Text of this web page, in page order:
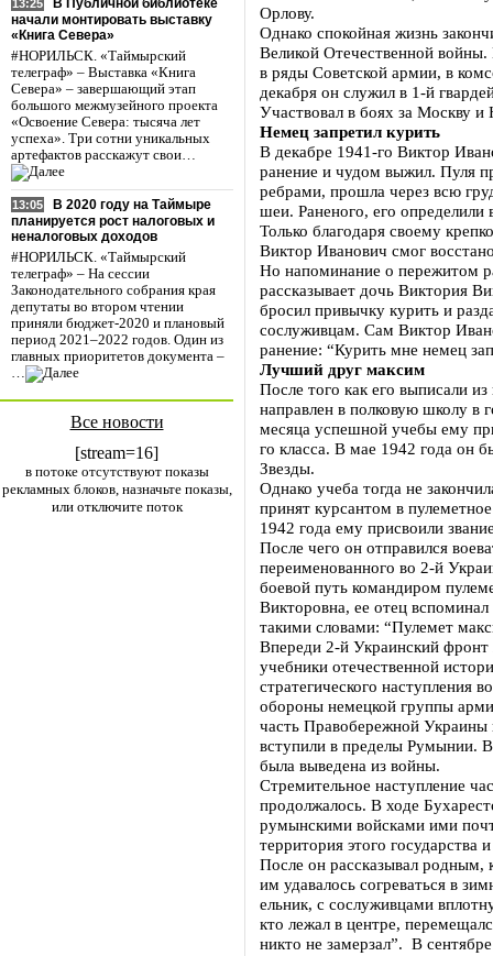
13:25
В Публичной библиотеке
начали монтировать выставку
«Книга Севера»
#НОРИЛЬСК. «Таймырский
телеграф» – Выставка «Книга
Севера» – завершающий этап
большого межмузейного проекта
«Освоение Севера: тысяча лет
успеха». Три сотни уникальных
артефактов расскажут свои…
13:05
В 2020 году на Таймыре
планируется рост налоговых и
неналоговых доходов
#НОРИЛЬСК. «Таймырский
телеграф» – На сессии
Законодательного собрания края
депутаты во втором чтении
приняли бюджет-2020 и плановый
период 2021–2022 годов. Один из
главных приоритетов документа –
…
Все новости
[stream=16]
в потоке отсутствуют показы
рекламных блоков, назначьте показы,
или отключите поток
Орлову.
Однако спокойная жизнь
Великой Отечественной
в ряды Советской армии, в
декабря он служил в 1-й
Участвовал в боях за Москву
Немец запретил курить
В декабре 1941-го Виктор
ранение и чудом выжил. Пуля
ребрами, прошла через всю
шеи. Раненого, его определили
Только благодаря своему
Виктор Иванович смог
Но напоминание о пережитом
рассказывает дочь Виктория
бросил привычку курить и
сослуживцам. Сам Виктор
ранение: “Курить мне немец
Лучший друг максим
После того как его выписали
направлен в полковую школу в
месяца успешной учебы ему
го класса. В мае 1942 года он
Звезды.
Однако учеба тогда не
принят курсантом в
1942 года ему присвоили
После чего он отправился
переименованного во 2-й
боевой путь командиром
Викторовна, ее отец
такими словами: “Пулемет
Впереди 2-й Украинский
учебники отечественной
стратегического наступления
обороны немецкой группы
часть Правобережной Украины
вступили в пределы Румынии.
была выведена из войны.
Стремительное наступление
продолжалось. В ходе
румынскими войсками ими
территория этого
После он рассказывал родным,
им удавалось согреваться в
ельник, с сослуживцами
кто лежал в центре,
никто не замерзал”. В